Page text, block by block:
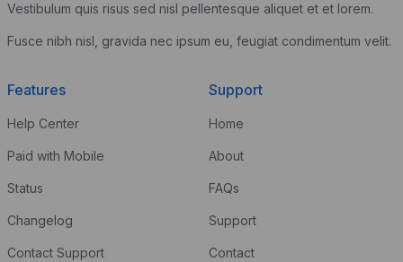
Vestibulum quis risus sed nisl pellentesque aliquet et et lorem.
Fusce nibh nisl, gravida nec ipsum eu, feugiat condimentum velit.
Features
Help Center
Paid with Mobile
Status
Changelog
Contact Support
Support
Home
About
FAQs
Support
Contact